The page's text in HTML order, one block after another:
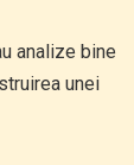
analize bine
unei